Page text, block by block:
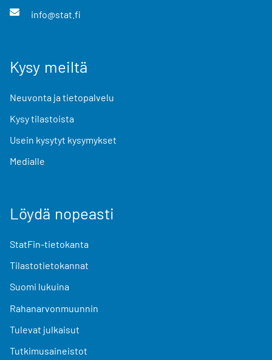
info@stat.fi
Kysy meiltä
Neuvonta ja tietopalvelu
Kysy tilastoista
Usein kysytyt kysymykset
Medialle
Löydä nopeasti
StatFin-tietokanta
Tilastotietokannat
Suomi lukuina
Rahanarvonmuunnin
Tulevat julkaisut
Tutkimusaineistot